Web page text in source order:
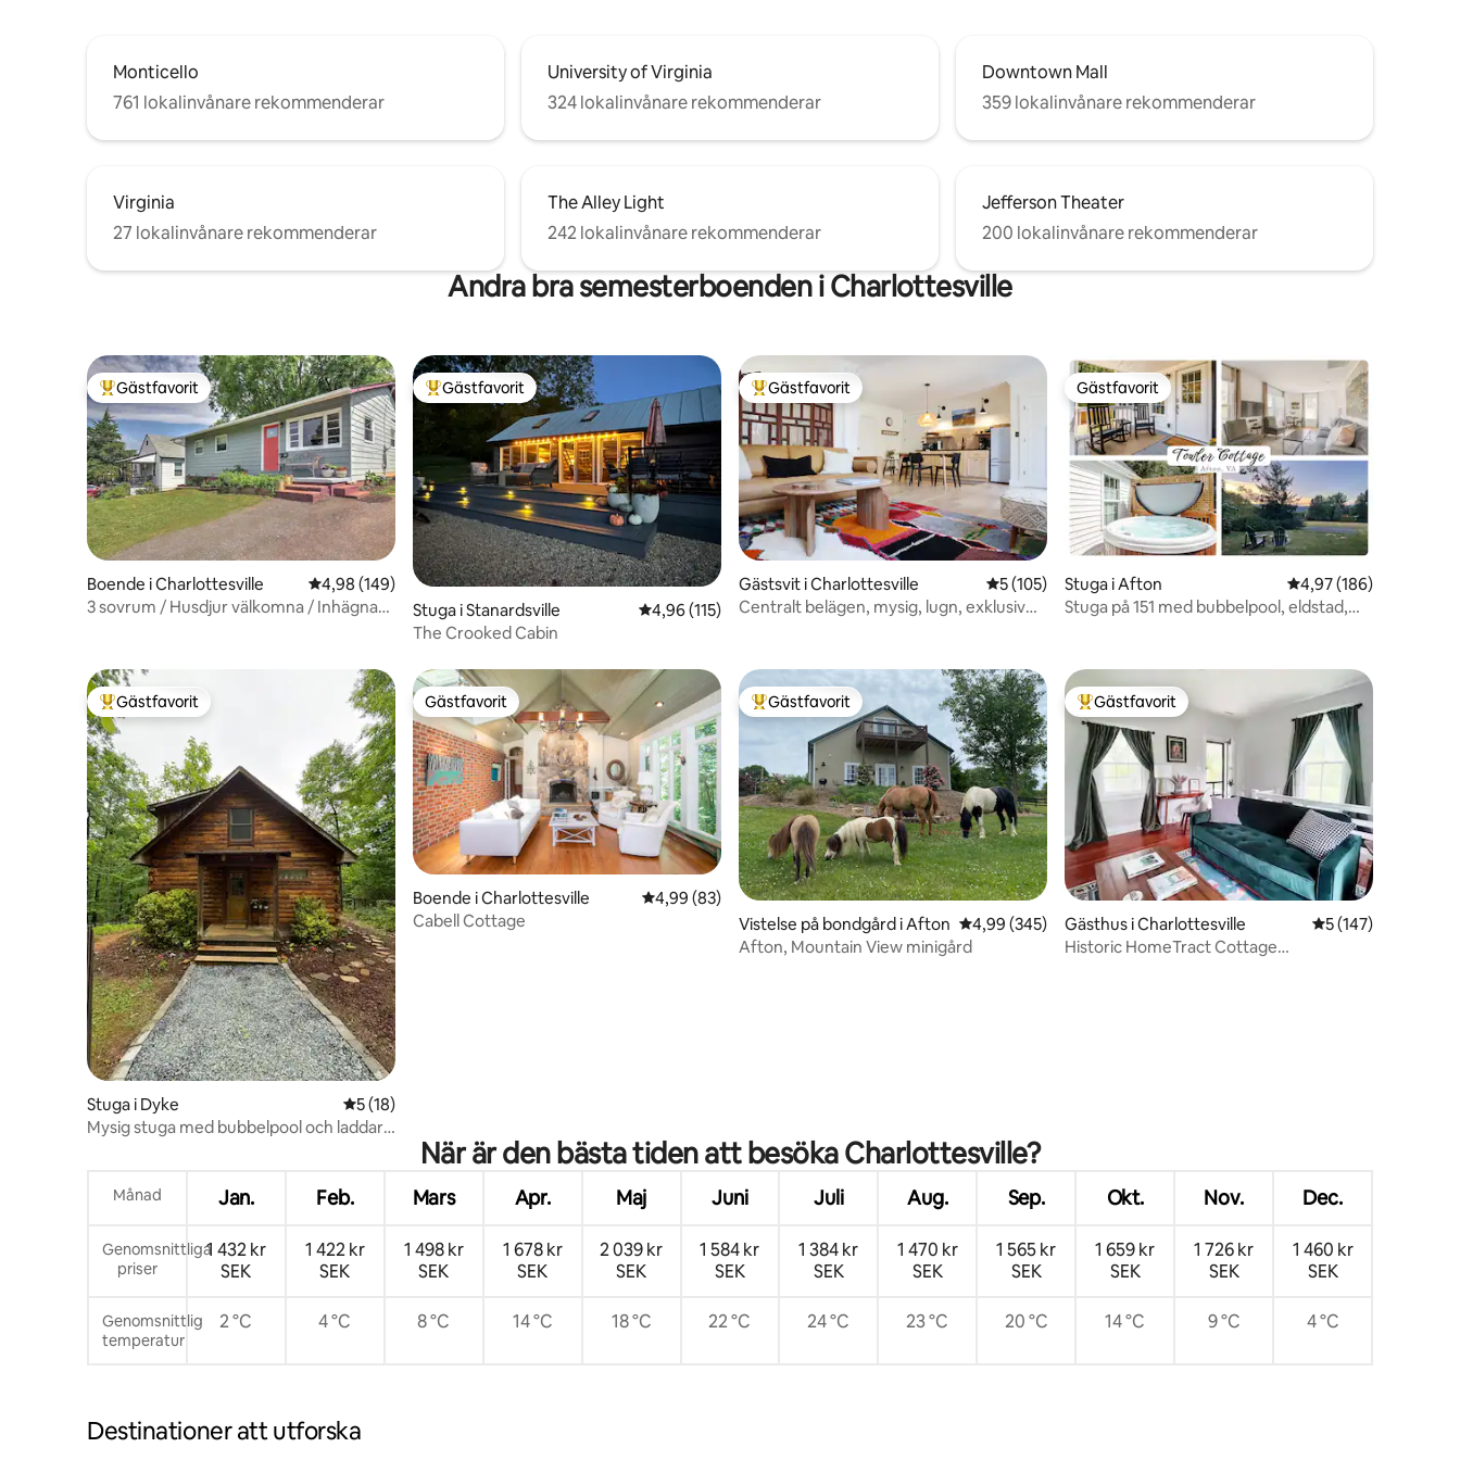
Monticello
761 lokalinvånare rekommenderar
University of Virginia
324 lokalinvånare rekommenderar
Downtown Mall
359 lokalinvånare rekommenderar
Virginia
27 lokalinvånare rekommenderar
The Alley Light
242 lokalinvånare rekommenderar
Jefferson Theater
200 lokalinvånare rekommenderar
Andra bra semesterboenden i Charlottesville
Populär gästfavorit
Gästfavorit
Boende i Charlottesville 4,98 av 5 i genomsnittligt betyg, 149 omdömen
4,98 (149)
3 sovrum / Husdjur välkomna / Inhägnad
Populär gästfavorit
Gästfavorit
Stuga i Stanardsville 4,96 av 5 i genomsnittligt betyg, 115 omdömen
4,96 (115)
The Crooked Cabin
Populär gästfavorit
Gästfavorit
Gästsvit i Charlottesville 5 av 5 i genomsnittligt betyg, 105 omdömen
5 (105)
Centralt belägen, mysig, lugn, exklusiv
Gästfavorit
Gästfavorit
Stuga i Afton 4,97 av 5 i
4,97 (186)
Stuga på 151 med bubbelpool, eldstad,
Populär gästfavorit
Gästfavorit
Stuga i Dyke 5 av 5 i genomsnittligt betyg, 18 omdömen
5 (18)
Mysig stuga med bubbelpool och laddare
Gästfavorit
Gästfavorit
Boende i Charlottesville 4,99 av 5 i genomsnittligt betyg, 83 omdömen
4,99 (83)
Cabell Cottage
Populär gästfavorit
Gästfavorit
Vistelse på bondgård i Afton 4,99 av 5 i genomsnittligt betyg, 345 omdömen
4,99 (345)
Afton, Mountain View minigård
Populär gästfavorit
Gästfavorit
Gästhus i Charlottesville 5 av 5 i
5 (147)
Historic HomeTract Cottage
När är den bästa tiden att besöka Charlottesville?
Månad Jan. Feb. Mars Apr. Maj Juni Juli Aug. Sep. Okt. Nov. Dec.
Genomsnittliga
priser
1 432 kr
SEK
1 422 kr
SEK
1 498 kr
SEK
1 678 kr
SEK
2 039 kr
SEK
1 584 kr
SEK
1 384 kr
SEK
1 470 kr
SEK
1 565 kr
SEK
1 659 kr
SEK
1 726 kr
SEK
1 460 kr
SEK
Genomsnittlig
temperatur
2 °C 4 °C 8 °C 14 °C 18 °C 22 °C 24 °C 23 °C 20 °C 14 °C 9 °C 4 °C
Destinationer att utforska